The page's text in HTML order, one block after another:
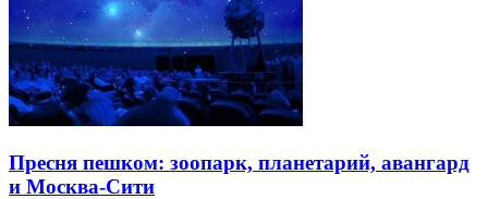
Пресня пешком: зоопарк, планетарий, авангард
и Москва-Сити